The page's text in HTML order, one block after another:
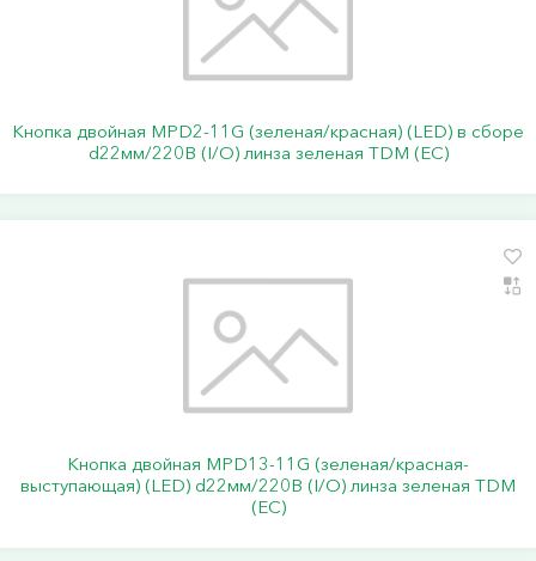
Кнопка двойная MPD2-11G (зеленая/красная) (LED) в сборе
d22мм/220В (I/O) линза зеленая TDM (ЕС)
Кнопка двойная MPD13-11G (зеленая/красная-
выступающая) (LED) d22мм/220В (I/O) линза зеленая TDM
(ЕС)